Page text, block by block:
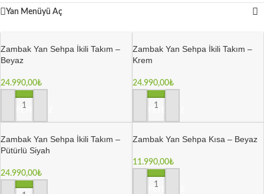
Yan Menüyü Aç
Zambak Yan Sehpa İkili Takım –
Beyaz
24.990,00₺
SEPETE EKLE
Zambak Yan Sehpa İkili Takım –
Krem
24.990,00₺
SEPETE EKLE
Zambak Yan Sehpa İkili Takım –
Pütürlü Siyah
24.990,00₺
Zambak Yan Sehpa Kısa – Beyaz
11.990,00₺
SEPETE EKLE